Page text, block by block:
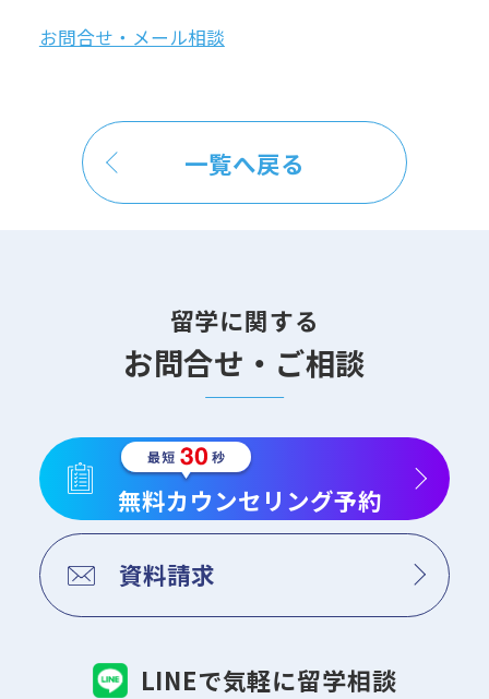
お問合せ・メール相談
一覧へ戻る
留学に関する
お問合せ・ご相談
無料カウンセリング予約
資料請求
LINEで気軽に留学相談